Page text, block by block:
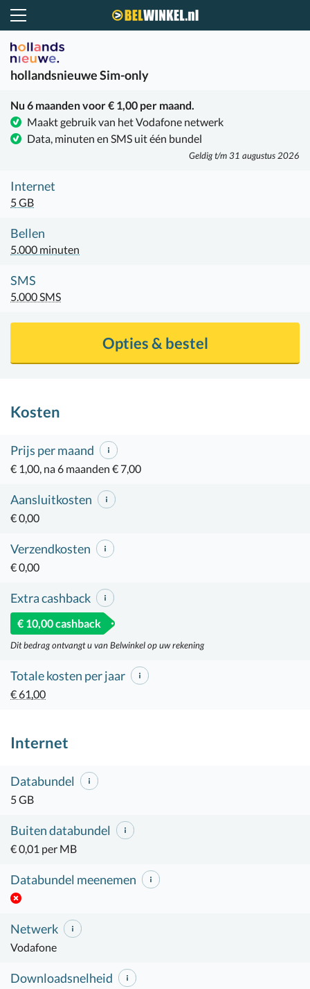
hollandsnieuweSim-only
Nu 6 maanden voor € 1,00 per maand.
Maakt gebruik van het Vodafone netwerk
Data, minuten en SMS uit één bundel
Geldig t/m 31 augustus 2026
Internet
5 GB
Bellen
5.000 minuten
SMS
5.000 SMS
Opties & bestel
Kosten
Prijs per maand
€ 1,00, na 6 maanden € 7,00
Aansluitkosten
€ 0,00
Verzendkosten
€ 0,00
Extra cashback
€ 10,00 cashback
Dit bedrag ontvangt u van Belwinkel op uw rekening
Totale kosten per jaar
€ 61,00
Internet
Databundel
5 GB
Buiten databundel
€ 0,01 per MB
Databundel meenemen
Netwerk
Vodafone
Downloadsnelheid